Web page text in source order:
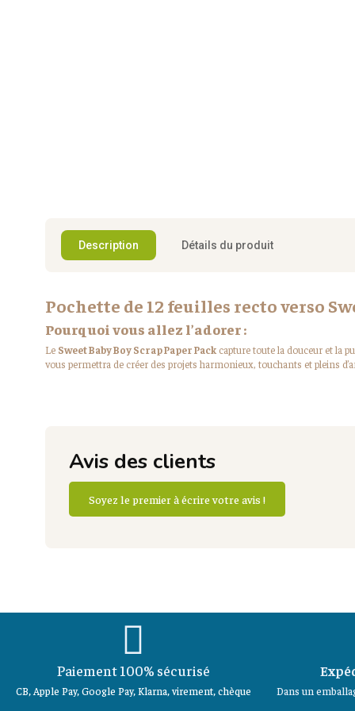
Description Détails du produit
Pochette de 12 feuilles recto verso
Pourquoi vous allez l’adorer :
Le Sweet Baby Boy Scrap Paper Pack capture toute la douceur et la
vous permettra de créer des projets harmonieux, touchants et pleins
Avis des clients
Soyez le premier à écrire votre avis !
Paiement 100% sécurisé
CB, Apple Pay, Google Pay, Klarna, virement, chèque Dans un